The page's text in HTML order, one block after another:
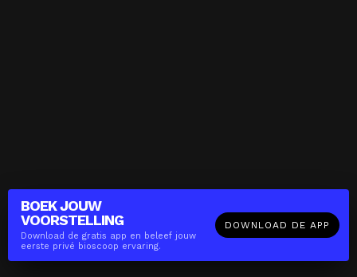
BOEK JOUW
VOORSTELLING
Download de gratis app en beleef jouw
eerste privé bioscoop ervaring.
DOWNLOAD DE APP